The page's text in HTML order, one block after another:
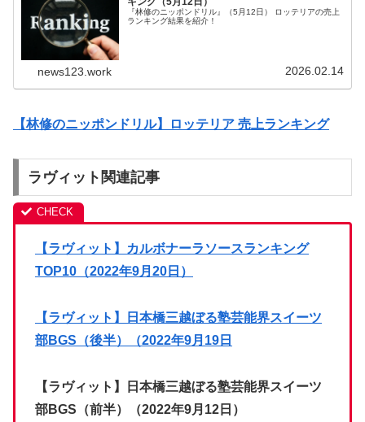
『林修のニッポンドリル』（5月12日） ロッテリアの売上
ランキング結果を紹介！
news123.work 2026.02.14
【林修のニッポンドリル】ロッテリア 売上ランキング
ラヴィット関連記事
【ラヴィット】カルボナーラソースランキング
TOP10（2022年9月20日）
【ラヴィット】日本橋三越ぼる塾芸能界スイーツ
部BGS（後半）（2022年9月19日
【ラヴィット】日本橋三越ぼる塾芸能界スイーツ
部BGS（前半）（2022年9月12日）